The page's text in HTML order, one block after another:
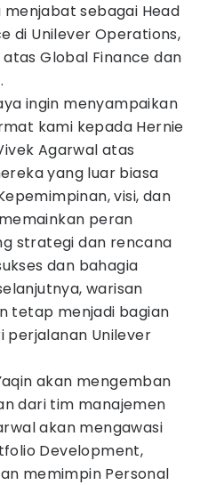
menjabat sebagai Head
di Unilever Operations,
Global Finance dan
ingin menyampaikan
kami kepada Hernie
Agarwal atas
yang luar biasa
visi, dan
peran
strategi dan rencana
dan bahagia
warisan
tetap menjadi bagian
perjalanan Unilever
akan mengemban
dari tim manajemen
akan mengawasi
Development,
memimpin Personal